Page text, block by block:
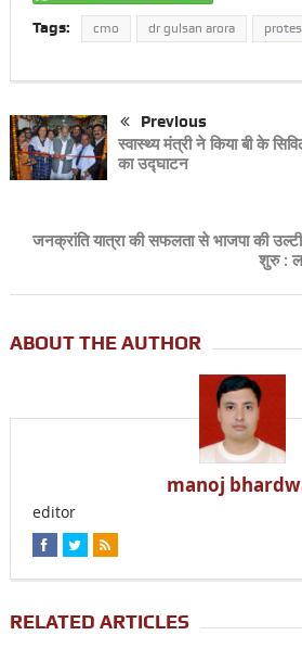
Tags: cmo dr gulsan arora
Previous
स्वास्थ्य मंत्री ने किया बी के
का उद्घाटन
जनक्रांति यात्रा की सफलता से भाजपा की उल्टी
शुरु :
ABOUT THE AUTHOR
manoj
editor
RELATED ARTICLES